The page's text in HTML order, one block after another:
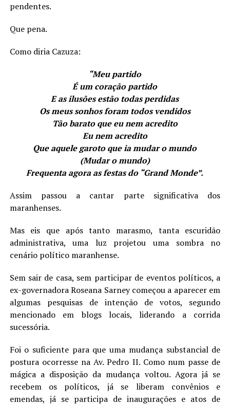
pendentes.
Que pena.
Como diria Cazuza:
“Meu partido
É um coração partido
E as ilusões estão todas perdidas
Os meus sonhos foram todos vendidos
Tão barato que eu nem acredito
Eu nem acredito
Que aquele garoto que ia mudar o mundo
(Mudar o mundo)
Frequenta agora as festas do “Grand Monde”.
Assim passou a cantar parte significativa dos
maranhenses.
Mas eis que após tanto marasmo, tanta escuridão
administrativa, uma luz projetou uma sombra no
cenário político maranhense.
Sem sair de casa, sem participar de eventos políticos, a
ex-governadora Roseana Sarney começou a aparecer em
algumas pesquisas de intenção de votos, segundo
mencionado em blogs locais, liderando a corrida
sucessória.
Foi o suficiente para que uma mudança substancial de
postura ocorresse na Av. Pedro II. Como num passe de
mágica a disposição da mudança voltou. Agora já se
recebem os políticos, já se liberam convênios e
emendas, já se participa de inaugurações e atos de